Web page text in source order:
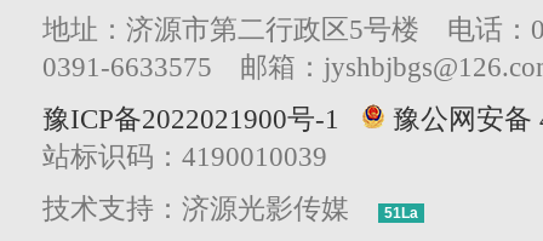
地址：济源市第二行政区5号楼 电话：
0391-6633575 邮箱：
豫ICP备2022021900号-1
豫公网安备
站标识码：4190010039
技术支持：济源光影传媒
51La